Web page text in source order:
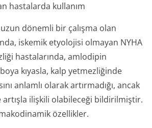
hastalarda kullanım
dönemli bir çalışma olan
iskemik etyolojisi olmayan NYHA
hastalarında, amlodipin
kıyasla, kalp yetmezliğinde
anlamlı olarak artırmadığı, ancak
ilişkili olabileceği bildirilmiştir.
özellikler.